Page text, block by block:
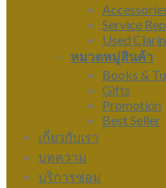
Service
Used
หมวดหมู่สินค้า
Books &
Gifts
Promotion
Best Seller
เกี่ยวกับเรา
บทความ
บริการซ่อม